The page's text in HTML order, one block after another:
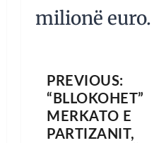
milionë euro.
PREVIOUS:
“BLLOKOHET”
MERKATO E
PARTIZANIT,